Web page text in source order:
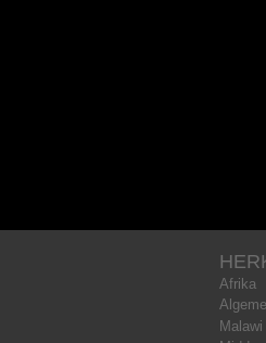
Afrika
Malawi